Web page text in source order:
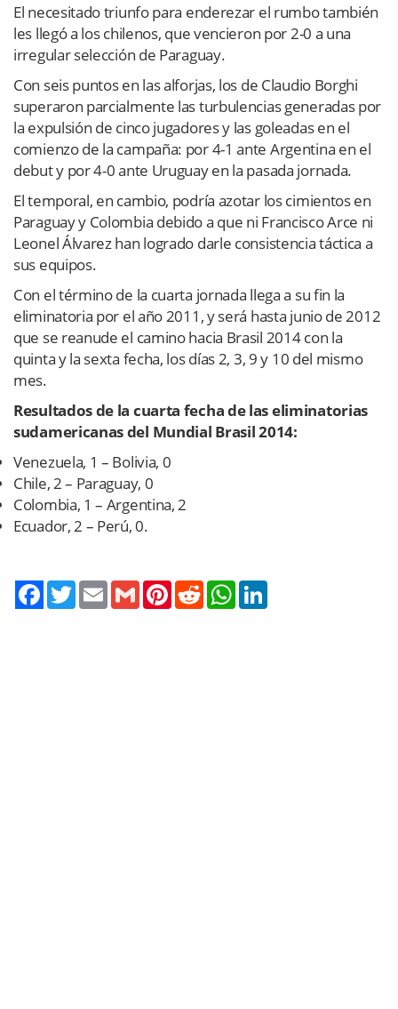
El necesitado triunfo para enderezar el rumbo también
les llegó a los chilenos, que vencieron por 2-0 a una
irregular selección de Paraguay.
Con seis puntos en las alforjas, los de Claudio Borghi
superaron parcialmente las turbulencias generadas por
la expulsión de cinco jugadores y las goleadas en el
comienzo de la campaña: por 4-1 ante Argentina en el
debut y por 4-0 ante Uruguay en la pasada jornada.
El temporal, en cambio, podría azotar los cimientos en
Paraguay y Colombia debido a que ni Francisco Arce ni
Leonel Álvarez han logrado darle consistencia táctica a
sus equipos.
Con el término de la cuarta jornada llega a su fin la
eliminatoria por el año 2011, y será hasta junio de 2012
que se reanude el camino hacia Brasil 2014 con la
quinta y la sexta fecha, los días 2, 3, 9 y 10 del mismo
mes.
Resultados de la cuarta fecha de las eliminatorias
sudamericanas del Mundial Brasil 2014:
Venezuela, 1 – Bolivia, 0
Chile, 2 – Paraguay, 0
Colombia, 1 – Argentina, 2
Ecuador, 2 – Perú, 0.
TwitterEmail Gmail PinterestReddit WhatsApp